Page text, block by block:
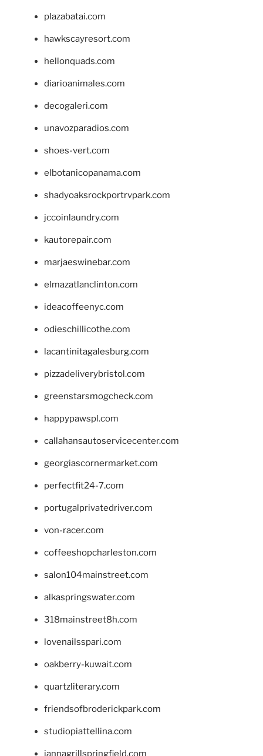
plazabatai.com
hawkscayresort.com
hellonquads.com
diarioanimales.com
decogaleri.com
unavozparadios.com
shoes-vert.com
elbotanicopanama.com
shadyoaksrockportrvpark.com
jccoinlaundry.com
kautorepair.com
marjaeswinebar.com
elmazatlanclinton.com
ideacoffeenyc.com
odieschillicothe.com
lacantinitagalesburg.com
pizzadeliverybristol.com
greenstarsmogcheck.com
happypawspl.com
callahansautoservicecenter.com
georgiascornermarket.com
perfectfit24-7.com
portugalprivatedriver.com
von-racer.com
coffeeshopcharleston.com
salon104mainstreet.com
alkaspringswater.com
318mainstreet8h.com
lovenailsspari.com
oakberry-kuwait.com
quartzliterary.com
friendsofbroderickpark.com
studiopiattellina.com
jannagrillspringfield.com